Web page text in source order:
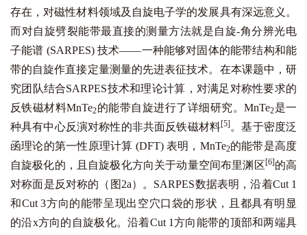
存在，对磁性材料领域及自旋电子学的发展具有深远意义。
而对自旋劈裂能带最直接的测量方法就是自旋-角分辨光电
子能谱 (SARPES) 技术——一种能够对固体的能带结构和能
带的自旋作直接定量测量的先进表征技术。在本课题中，研
究团队结合SARPES技术和理论计算，对满足对称性要求的
反铁磁材料MnTe2的能带自旋进行了详细研究。MnTe2是一
种具有中心反演对称性的非共面反铁磁材料[5] 。基于密度泛
函理论的第一性原理计算 (DFT) 表明，MnTe2的能带是高度
自旋极化的，且自旋极化方向关于动量空间布里渊区[6]的高
对称面是反对称的（图2a）。SARPES数据表明，沿着Cut 1
和Cut 3方向的能带呈现出空穴口袋的形状，且都具有明显
的沿x方向的自旋极化。沿着Cut 1方向能带的顶部和两端具